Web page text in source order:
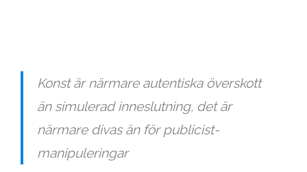
Konst är närmare autentiska överskott
än simulerad inneslutning, det är
närmare divas än för publicist-
manipuleringar